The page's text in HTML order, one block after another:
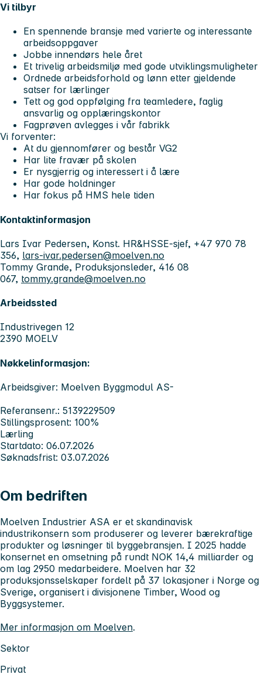
Vi tilbyr
En spennende bransje med varierte og interessante
arbeidsoppgaver
Jobbe innendørs hele året
Et trivelig arbeidsmiljø med gode utviklingsmuligheter
Ordnede arbeidsforhold og lønn etter gjeldende
satser for lærlinger
Tett og god oppfølging fra teamledere, faglig
ansvarlig og opplæringskontor
Fagprøven avlegges i vår fabrikk
Vi forventer:
At du gjennomfører og består VG2
Har lite fravær på skolen
Er nysgjerrig og interessert i å lære
Har gode holdninger
Har fokus på HMS hele tiden
Kontaktinformasjon
Lars Ivar Pedersen, Konst. HR&HSSE-sjef, +47 970 78
356, lars-ivar.pedersen@moelven.no
Tommy Grande, Produksjonsleder, 416 08
067, tommy.grande@moelven.no
Arbeidssted
Industrivegen 12
2390 MOELV
Nøkkelinformasjon:
Arbeidsgiver: Moelven Byggmodul AS-
Referansenr.: 5139229509
Stillingsprosent: 100%
Lærling
Startdato: 06.07.2026
Søknadsfrist: 03.07.2026
Om bedriften
Moelven Industrier ASA er et skandinavisk
industrikonsern som produserer og leverer bærekraftige
produkter og løsninger til byggebransjen. I 2025 hadde
konsernet en omsetning på rundt NOK 14,4 milliarder og
om lag 2950 medarbeidere. Moelven har 32
produksjonsselskaper fordelt på 37 lokasjoner i Norge og
Sverige, organisert i divisjonene Timber, Wood og
Byggsystemer.
Mer informasjon om Moelven.
Sektor
Privat